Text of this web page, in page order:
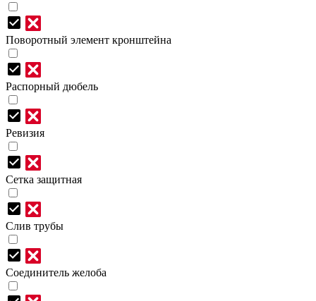
Поворотный элемент кронштейна
Распорный дюбель
Ревизия
Сетка защитная
Слив трубы
Соединитель желоба